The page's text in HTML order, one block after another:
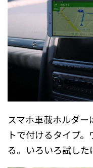
スマホ車載ホルダ
トで付けるタイプ
る。いろいろ試した